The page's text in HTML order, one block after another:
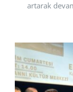
artarak